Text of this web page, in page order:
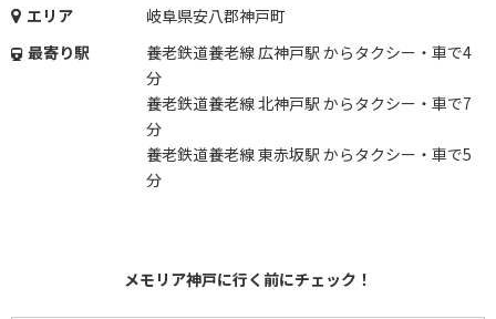
エリア
岐阜県安八郡神戸町
最寄り駅
養老鉄道養老線 広神戸駅 からタクシー・車で4
分
養老鉄道養老線 北神戸駅 からタクシー・車で7
分
養老鉄道養老線 東赤坂駅 からタクシー・車で5
分
メモリア神戸に行く前にチェック！